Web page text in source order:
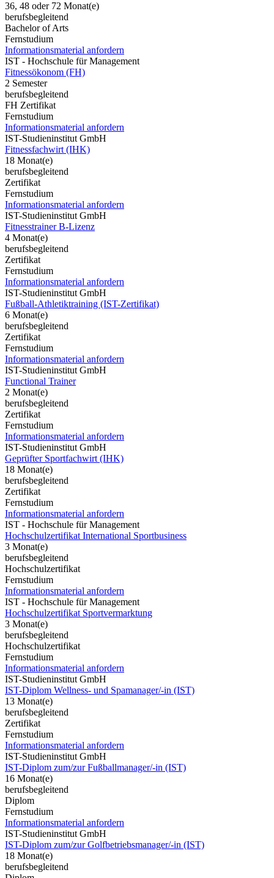
36, 48 oder 72 Monat(e)
berufsbegleitend
Bachelor of Arts
Fernstudium
Informationsmaterial anfordern
IST - Hochschule für Management
Fitnessökonom (FH)
2 Semester
berufsbegleitend
FH Zertifikat
Fernstudium
Informationsmaterial anfordern
IST-Studieninstitut GmbH
Fitnessfachwirt (IHK)
18 Monat(e)
berufsbegleitend
Zertifikat
Fernstudium
Informationsmaterial anfordern
IST-Studieninstitut GmbH
Fitnesstrainer B-Lizenz
4 Monat(e)
berufsbegleitend
Zertifikat
Fernstudium
Informationsmaterial anfordern
IST-Studieninstitut GmbH
Fußball-Athletiktraining (IST-Zertifikat)
6 Monat(e)
berufsbegleitend
Zertifikat
Fernstudium
Informationsmaterial anfordern
IST-Studieninstitut GmbH
Functional Trainer
2 Monat(e)
berufsbegleitend
Zertifikat
Fernstudium
Informationsmaterial anfordern
IST-Studieninstitut GmbH
Geprüfter Sportfachwirt (IHK)
18 Monat(e)
berufsbegleitend
Zertifikat
Fernstudium
Informationsmaterial anfordern
IST - Hochschule für Management
Hochschulzertifikat International Sportbusiness
3 Monat(e)
berufsbegleitend
Hochschulzertifikat
Fernstudium
Informationsmaterial anfordern
IST - Hochschule für Management
Hochschulzertifikat Sportvermarktung
3 Monat(e)
berufsbegleitend
Hochschulzertifikat
Fernstudium
Informationsmaterial anfordern
IST-Studieninstitut GmbH
IST-Diplom Wellness- und Spamanager/-in (IST)
13 Monat(e)
berufsbegleitend
Zertifikat
Fernstudium
Informationsmaterial anfordern
IST-Studieninstitut GmbH
IST-Diplom zum/zur Fußballmanager/-in (IST)
16 Monat(e)
berufsbegleitend
Diplom
Fernstudium
Informationsmaterial anfordern
IST-Studieninstitut GmbH
IST-Diplom zum/zur Golfbetriebsmanager/-in (IST)
18 Monat(e)
berufsbegleitend